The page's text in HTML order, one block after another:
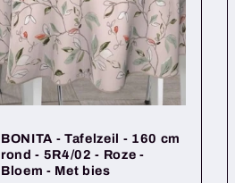
BONITA - Tafelzeil - 160 cm
rond - 5R4/02 - Roze -
Bloem - Met bies